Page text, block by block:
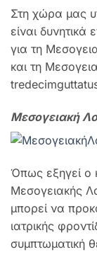
Στη χώρα μας
είναι δυνητικά
για τη
και τη
Μεσογειακή
Όπως εξηγεί ο
Μεσογειακής
μπορεί να
ιατρικής
συμπτωματική